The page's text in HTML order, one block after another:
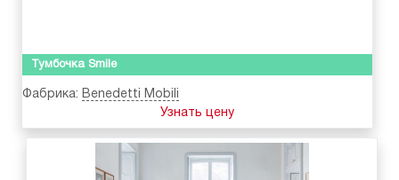
Тумбочка Smile
Фабрика: Benedetti Mobili
Узнать цену